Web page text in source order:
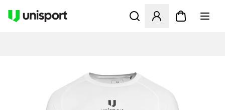
Åbner en Modal til at